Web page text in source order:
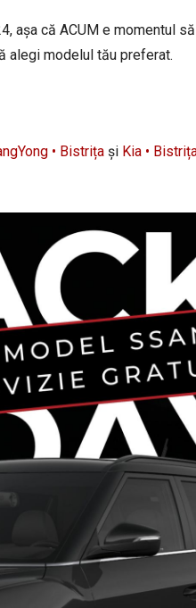
așa că ACUM e momentul
alegi modelul tău preferat.
• Bistrița și Kia •